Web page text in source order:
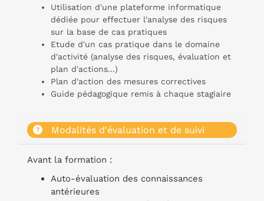
Utilisation d'une plateforme informatique
dédiée pour effectuer l'analyse des risques
sur la base de cas pratiques
Etude d'un cas pratique dans le domaine
d'activité (analyse des risques, évaluation et
plan d'actions...)
Plan d'action des mesures correctives
Guide pédagogique remis à chaque stagiaire
Modalités d'évaluation et de suivi
Avant la formation :
Auto-évaluation des connaissances
antérieures